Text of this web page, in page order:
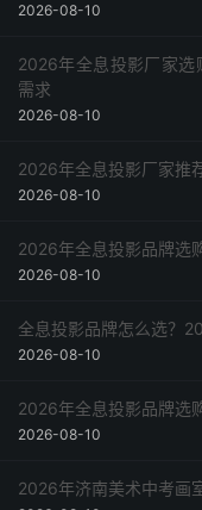
2026-08-10
2026年全息投影厂家选
需求
2026-08-10
2026年全息投影厂家推
2026-08-10
2026年全息投影品牌选
2026-08-10
全息投影品牌怎么选？
2026-08-10
2026年全息投影品牌选
2026-08-10
2026年济南美术中考画